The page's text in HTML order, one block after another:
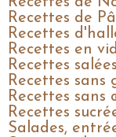
Recettes de
Recettes
Recettes en
Recettes
Recettes sans
Recettes sans
Recettes
Salades,